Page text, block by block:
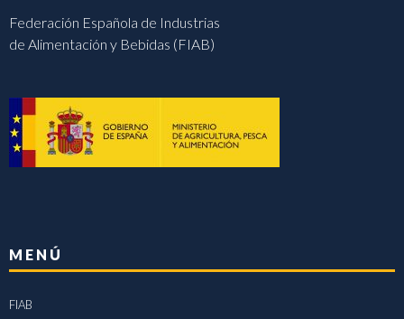
Federación Española de Industrias
de Alimentación y Bebidas (FIAB)
MENÚ
FIAB